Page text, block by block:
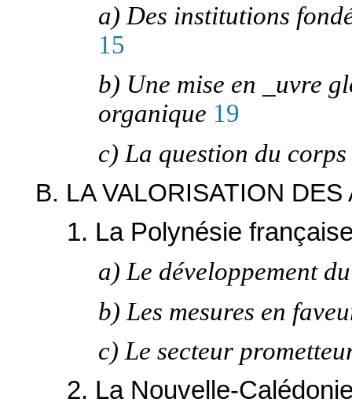
a) Des institutions
15
b) Une mise en _uvre
organique 19
c) La question du
B. LA VALORISATION
1. La Polynésie
a) Le développement
b) Les mesures en
c) Le secteur
2. La Nouvelle-